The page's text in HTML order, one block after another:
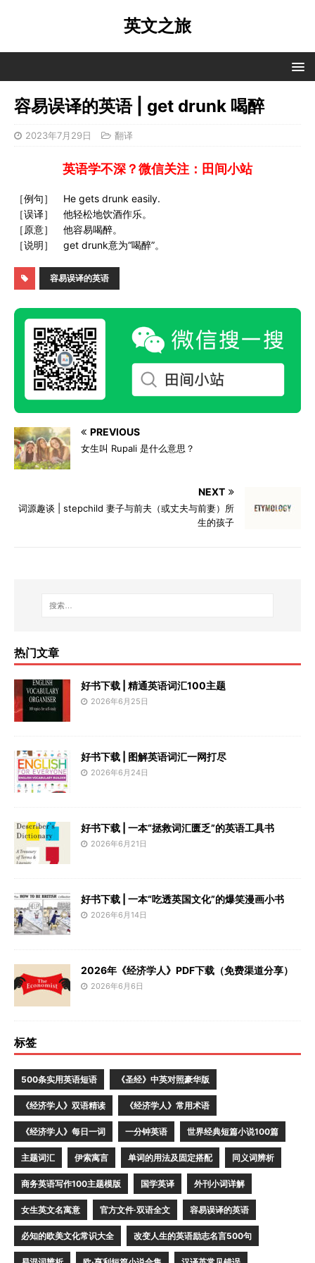
英文之旅
容易误译的英语 | get drunk 喝醉
2023年7月29日 翻译
英语学不深？微信关注：田间小站
［例句］ He gets drunk easily.
［误译］ 他轻松地饮酒作乐。
［原意］ 他容易喝醉。
［说明］ get drunk意为“喝醉”。
容易误译的英语
PREVIOUS
女生叫 Rupali 是什么意思？
NEXT
词源趣谈 | stepchild 妻子与前夫（或丈夫与前妻）所
生的孩子
热门文章
好书下载 | 精通英语词汇100主题
2026年6月25日
好书下载 | 图解英语词汇一网打尽
2026年6月24日
好书下载 | 一本“拯救词汇匮乏”的英语工具书
2026年6月21日
好书下载 | 一本“吃透英国文化”的爆笑漫画小书
2026年6月14日
2026年《经济学人》PDF下载（免费渠道分享）
2026年6月6日
标签
500条实用英语短语 《圣经》中英对照豪华版
《经济学人》双语精读 《经济学人》常用术语
《经济学人》每日一词 一分钟英语 世界经典短篇小说100篇
主题词汇 伊索寓言 单词的用法及固定搭配 同义词辨析
商务英语写作100主题模版 国学英译 外刊小词详解
女生英文名寓意 官方文件·双语全文 容易误译的英语
必知的欧美文化常识大全 改变人生的英语励志名言500句